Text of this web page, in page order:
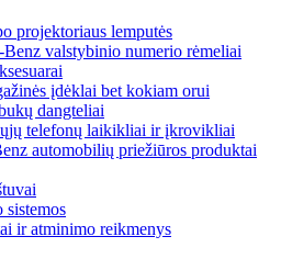
projektoriaus lemputės
valstybinio numerio rėmeliai
įdėklai bet kokiam orui
dangteliai
telefonų laikikliai ir įkrovikliai
automobilių priežiūros produktai
sistemos
ir atminimo reikmenys